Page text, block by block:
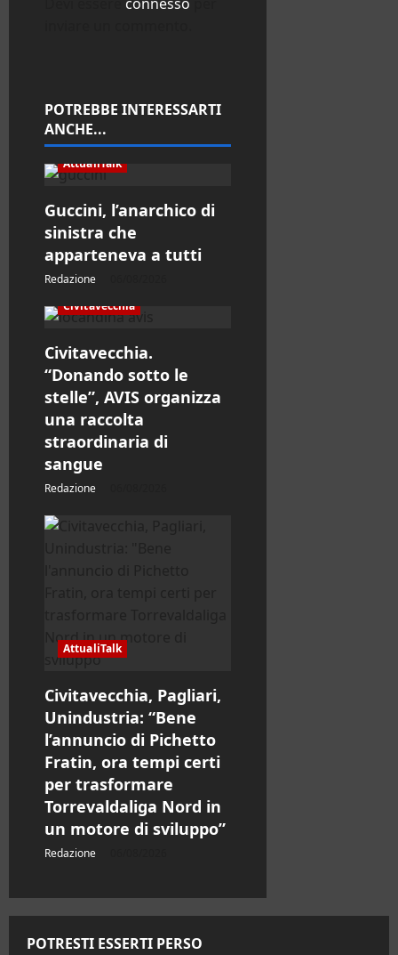
a
r
t
i
c
o
l
o
POTREBBE INTERESSARTI
ANCHE...
AttualiTalk
Guccini, l’anarchico di
sinistra che
apparteneva a tutti
Redazione
Civitavecchia
Civitavecchia.
“Donando sotto le
stelle”, AVIS organizza
una raccolta
straordinaria di
sangue
Redazione
AttualiTalk
Civitavecchia, Pagliari,
Unindustria: “Bene
l’annuncio di Pichetto
Fratin, ora tempi certi
per trasformare
Torrevaldaliga Nord in
un motore di sviluppo”
Redazione
POTRESTI ESSERTI PERSO